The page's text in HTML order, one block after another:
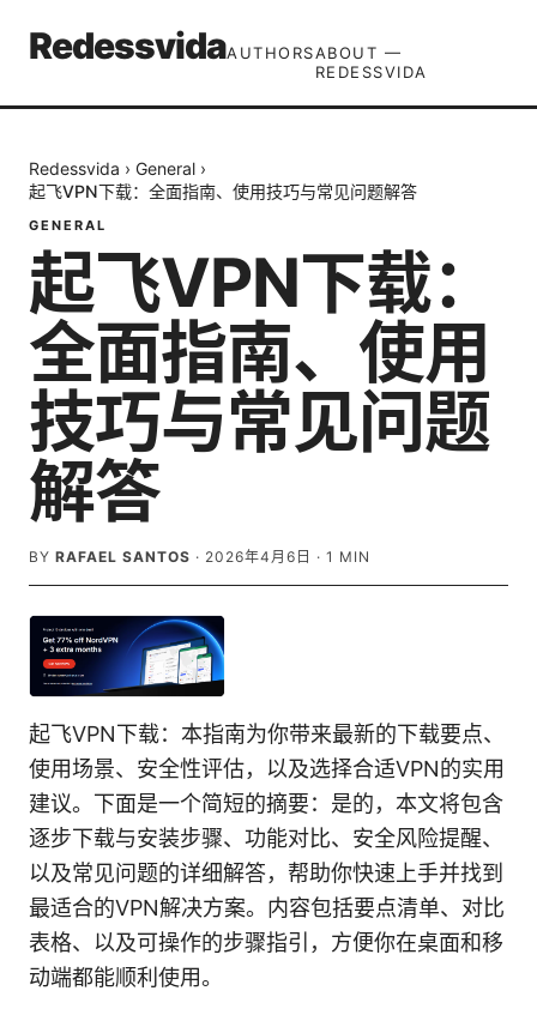
RedessvidaAUTHORSABOUT —
REDESSVIDA
Redessvida › General ›
起飞VPN下载：全面指南、使用技巧与常见问题解答
GENERAL
起飞VPN下载：
全面指南、使用
技巧与常见问题
解答
BY RAFAEL SANTOS · 2026年4月6日 · 1 MIN
起飞VPN下载：本指南为你带来最新的下载要点、
使用场景、安全性评估，以及选择合适VPN的实用
建议。下面是一个简短的摘要：是的，本文将包含
逐步下载与安装步骤、功能对比、安全风险提醒、
以及常见问题的详细解答，帮助你快速上手并找到
最适合的VPN解决方案。内容包括要点清单、对比
表格、以及可操作的步骤指引，方便你在桌面和移
动端都能顺利使用。